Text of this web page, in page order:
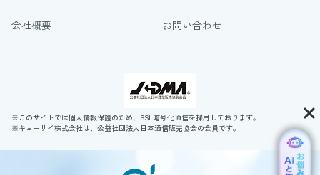
会社概要 お問い合わせ
※このサイトでは個人情報保護のため、SSL暗号化通信を採用しております。
※キューサイ株式会社は、公益社団法人日本通信販売協会の会員です。